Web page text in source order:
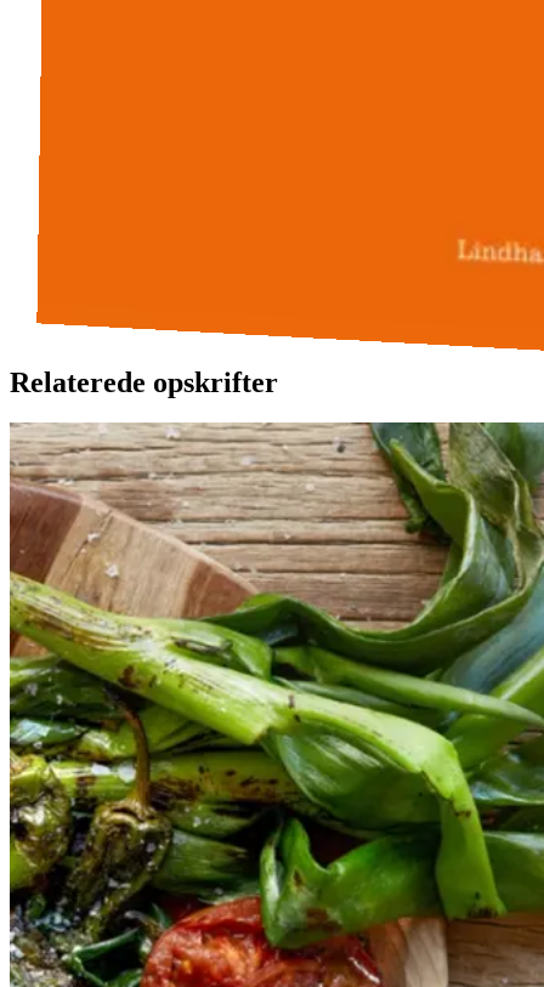
Relaterede opskrifter
CatalanskCatalansk
bønnesalatbønnesala
t medmed
grilledegrillede
grøntsagergrøntsage
r ogog salbitxada-
saucesalbitxada-
sauce
Gem opskrift
Vegansk
Vegetarisk